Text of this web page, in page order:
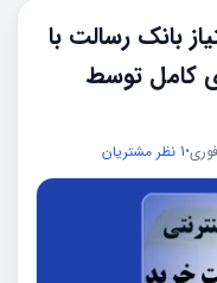
بانک رسالت با
کامل توسط
•1 نظر مشتریان